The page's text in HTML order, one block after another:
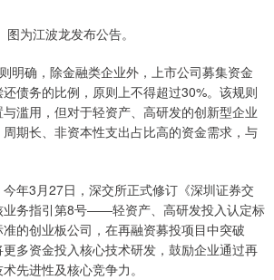
图为江波龙发布公告。
确，除金融类企业外，上市公司募集资金
债务的比例，原则上不得超过30%。该规则
滥用，但对于轻资产、高研发的创新型企业
期长、非资本性支出占比高的资金需求，与
3月27日，深交所正式修订《深圳证券交
业务指引第8号——轻资产、高研发投入认定标
的创业板公司，在再融资募投项目中突破
多资金投入核心技术研发，鼓励企业通过再
先进性及核心竞争力。